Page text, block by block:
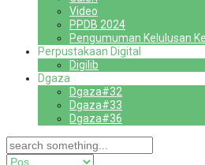
Video
PPDB 2024
Pengumuman Kelulusan
Perpustakaan Digital
Digilib
Dgaza
Dgaza#32
Dgaza#33
Dgaza#36